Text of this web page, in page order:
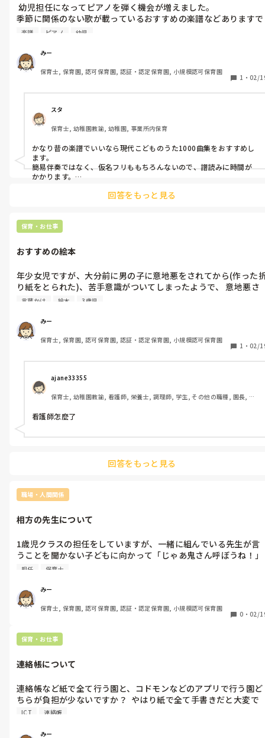
幼児担任になってピアノを弾く機会が増えました。
季節に関係のない歌が載っているおすすめの楽譜などありますで
しょうか？
色々本屋で見てきましたがなかなか選べず、 良ければ皆さんのお
すすめを教えて頂きたいです。
楽譜 ピアノ 幼児
みー
保育士, 保育園, 認可保育園, 認証・認定保育園, 小規模認可保育園
1 ・ 02/
スタ
保育士, 幼稚園教諭, 幼稚園, 事業所内保育
かなり昔の楽譜でいいなら現代こどものうた1000曲集をおすすめし
ます。
簡易伴奏ではなく、仮名フリももちろんないので、譜読みに時間が
かかります。
良かったらチャレンジしてみてくださいね。確か5冊ほどの曲集で、
回答をもっと見る
保育・お仕事
おすすめの絵本
年少女児ですが、大分前に男の子に意地悪をされてから(作った
り紙をとられた)、苦手意識がついてしまったようで、 意地悪さ
れた子が近くに来ると逃げ出し、その子がいるとおもちゃや棚に
他にも男の子嫌、男の先生嫌い！と言います。
色々声かけはしているものの中々改善されません。
検索はしてみましたが、量が多すぎて…。
おすすめを教えて下さい。
言葉かけ 絵本 3歳児
みー
保育士, 保育園, 認可保育園, 認証・認定保育園, 小規模認可保育園
1 ・ 02/
ajane33355
保育士, 幼稚園教諭, 看護師, 栄養士, 調理師, 学生, その他の職種, 園長, 管
看護師怎麼了
回答をもっと見る
職場・人間関係
相方の先生について
1歳児クラスの担任をしていますが、一緒に組んでいる先生が言
うことを聞かない子どもに向かって「じゃあ鬼さん呼ぼうね！」
「もう(少し離れた場所)に連れて行きま〜す」「もう連れて行か
のですが、これは正解でしょうか？
私は聞いていてモヤモヤします… 所謂、脅し保育ですよね…？
担任 保育士
みー
保育士, 保育園, 認可保育園, 認証・認定保育園, 小規模認可保育園
0 ・ 02/
保育・お仕事
連絡帳について
連絡帳など紙で全て行う園と、コドモンなどのアプリで行う園ど
ちらが負担が少ないですか？  やはり紙で全て手書きだと大変で
しょうか？
ICT 連絡帳
みー